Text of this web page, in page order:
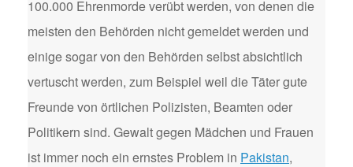
100.000 Ehrenmorde verübt werden, von denen die
meisten den Behörden nicht gemeldet werden und
einige sogar von den Behörden selbst absichtlich
vertuscht werden, zum Beispiel weil die Täter gute
Freunde von örtlichen Polizisten, Beamten oder
Politikern sind. Gewalt gegen Mädchen und Frauen
ist immer noch ein ernstes Problem in Pakistan,